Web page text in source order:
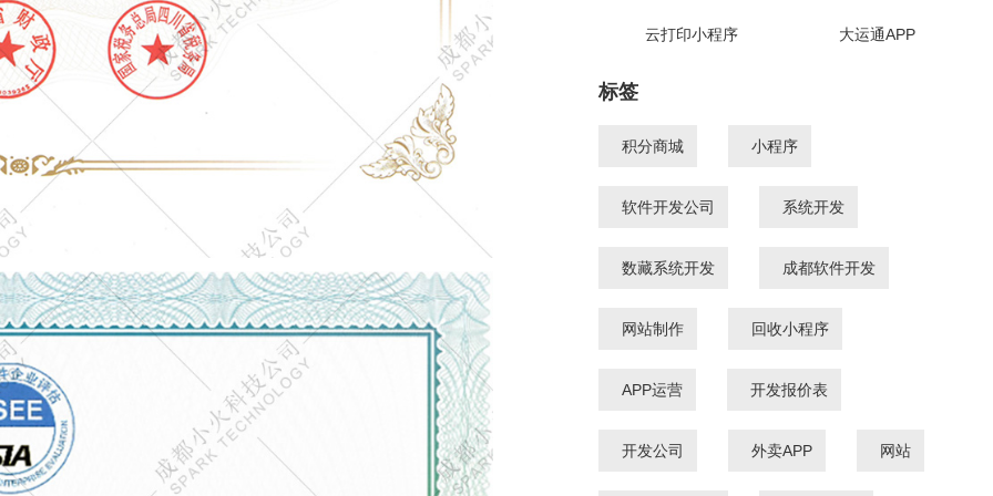
云打印小程序 大运通APP
标签
积分商城 小程序
软件开发公司 系统开发
数藏系统开发 成都软件开发
网站制作 回收小程序
APP运营 开发报价表
开发公司 外卖APP 网站